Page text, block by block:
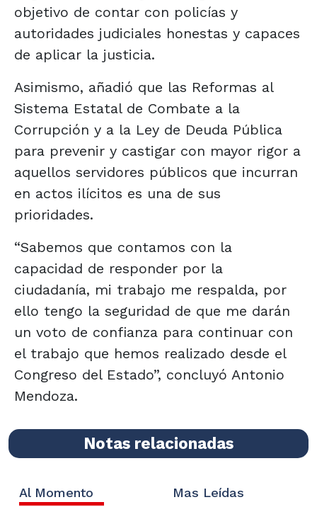
objetivo de contar con policías y
autoridades judiciales honestas y capaces
de aplicar la justicia.
Asimismo, añadió que las Reformas al
Sistema Estatal de Combate a la
Corrupción y a la Ley de Deuda Pública
para prevenir y castigar con mayor rigor a
aquellos servidores públicos que incurran
en actos ilícitos es una de sus
prioridades.
“Sabemos que contamos con la
capacidad de responder por la
ciudadanía, mi trabajo me respalda, por
ello tengo la seguridad de que me darán
un voto de confianza para continuar con
el trabajo que hemos realizado desde el
Congreso del Estado”, concluyó Antonio
Mendoza.
Notas relacionadas
Al Momento Mas Leídas